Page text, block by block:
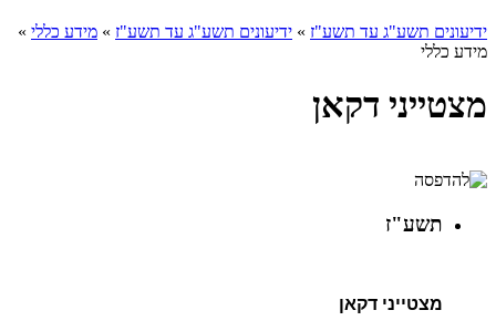
ידיעונים תשע"ג עד תשע"ז » ידיעונים תשע"ג עד תשע"ז » מידע כללי »
מידע כללי
מצטייני דקאן
תשע"ז
מצטייני דקאן